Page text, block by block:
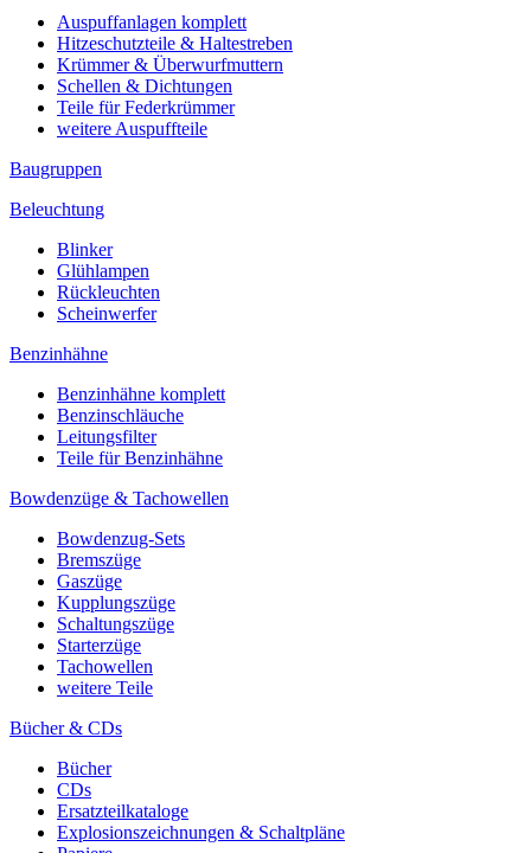
Auspuffanlagen komplett
Hitzeschutzteile & Haltestreben
Krümmer & Überwurfmuttern
Schellen & Dichtungen
Teile für Federkrümmer
weitere Auspuffteile
Baugruppen
Beleuchtung
Blinker
Glühlampen
Rückleuchten
Scheinwerfer
Benzinhähne
Benzinhähne komplett
Benzinschläuche
Leitungsfilter
Teile für Benzinhähne
Bowdenzüge & Tachowellen
Bowdenzug-Sets
Bremszüge
Gaszüge
Kupplungszüge
Schaltungszüge
Starterzüge
Tachowellen
weitere Teile
Bücher & CDs
Bücher
CDs
Ersatzteilkataloge
Explosionszeichnungen & Schaltpläne